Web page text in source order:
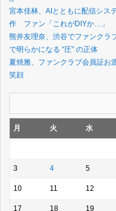
宮本佳林、AIとともに配信シス
作 ファン「これがDIYか…」
熊井友理奈、渋谷でファンク
で明らかになる “圧” の正体
夏焼雅、ファンクラブ会員証お
笑顔
月 火 水
3 4 5
10 11 12
17 18 19